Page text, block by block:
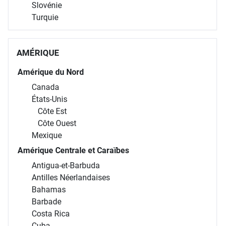
Slovénie
Turquie
AMÉRIQUE
Amérique du Nord
Canada
États-Unis
Côte Est
Côte Ouest
Mexique
Amérique Centrale et Caraïbes
Antigua-et-Barbuda
Antilles Néerlandaises
Bahamas
Barbade
Costa Rica